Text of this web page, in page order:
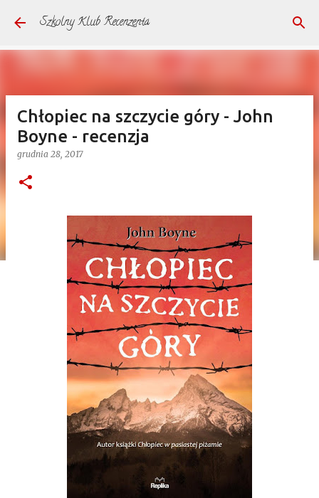
Przejdź do głównej zawartości
Szkolny Klub Recenzenta
Chłopiec na szczycie góry - John
Boyne - recenzja
grudnia 28, 2017